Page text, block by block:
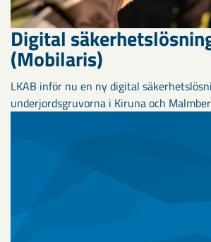
Digital
(Mobilaris)
LKAB inför nu en ny digital
underjordsgruvorna i Kiruna och